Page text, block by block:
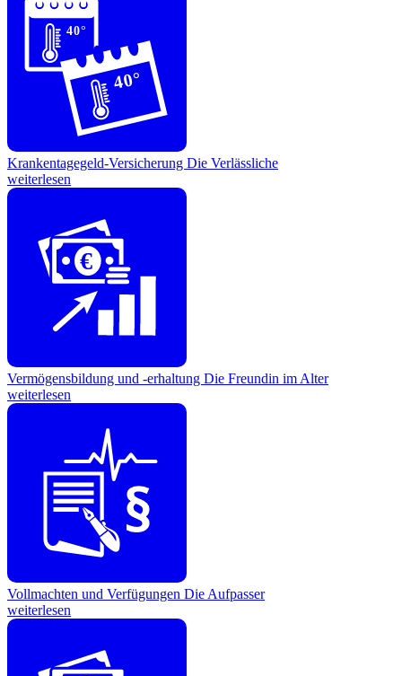
40°
40°
Krankentagegeld-Versicherung Die Verlässliche
weiterlesen
€
Vermögensbildung und -erhaltung Die Freundin im Alter
weiterlesen
Vollmachten und Verfügungen Die Aufpasser
weiterlesen